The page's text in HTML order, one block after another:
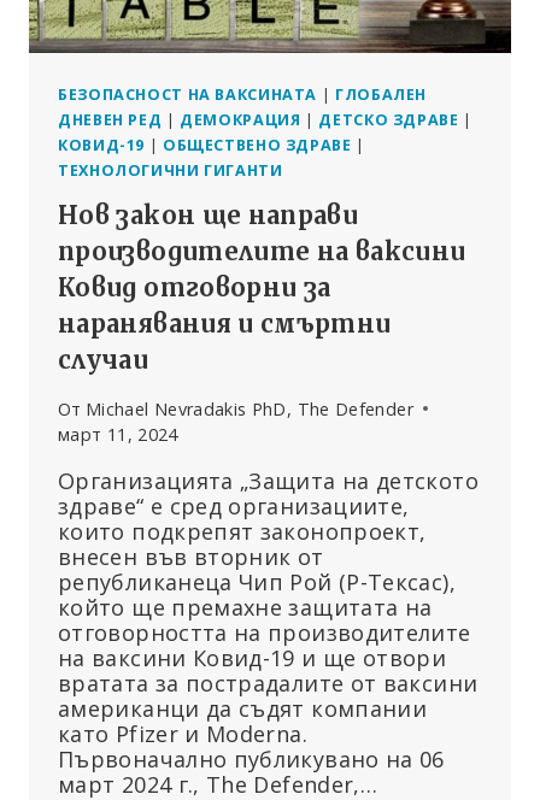
БЕЗОПАСНОСТ НА ВАКСИНАТА | ГЛОБАЛЕН
ДНЕВЕН РЕД | ДЕМОКРАЦИЯ | ДЕТСКО ЗДРАВЕ |
КОВИД-19 | ОБЩЕСТВЕНО ЗДРАВЕ |
ТЕХНОЛОГИЧНИ ГИГАНТИ
Нов закон ще направи
производителите на ваксини
Ковид отговорни за
наранявания и смъртни
случаи
От Michael Nevradakis PhD, The Defender
март 11, 2024
Организацията „Защита на детското
здраве“ е сред организациите,
които подкрепят законопроект,
внесен във вторник от
републиканеца Чип Рой (Р-Тексас),
който ще премахне защитата на
отговорността на производителите
на ваксини Ковид-19 и ще отвори
вратата за пострадалите от ваксини
американци да съдят компании
като Pfizer и Moderna.
Първоначално публикувано на 06
март 2024 г., The Defender,…